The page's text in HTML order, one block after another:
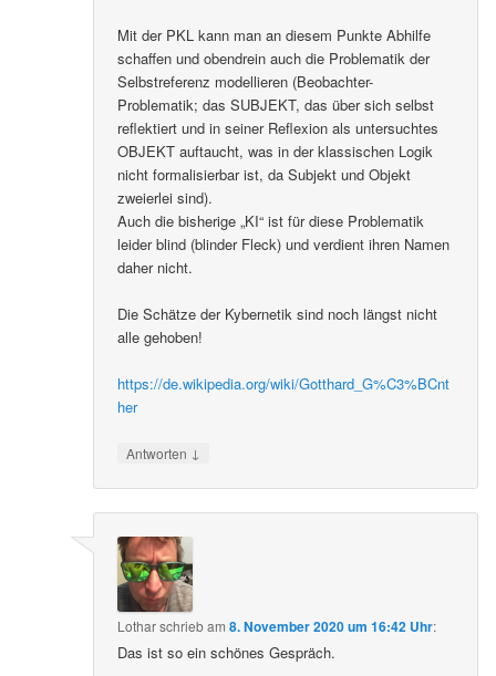
Mit der PKL kann man an diesem Punkte Abhilfe
schaffen und obendrein auch die Problematik der
Selbstreferenz modellieren (Beobachter-
Problematik; das SUBJEKT, das über sich selbst
reflektiert und in seiner Reflexion als untersuchtes
OBJEKT auftaucht, was in der klassischen Logik
nicht formalisierbar ist, da Subjekt und Objekt
zweierlei sind).
Auch die bisherige „KI“ ist für diese Problematik
leider blind (blinder Fleck) und verdient ihren Namen
daher nicht.
Die Schätze der Kybernetik sind noch längst nicht
alle gehoben!
https://de.wikipedia.org/wiki/Gotthard_G%C3%BCnt
her
Antworten ↓
Lotharschriebam8. November 2020 um 16:42 Uhr:
Das ist so ein schönes Gespräch.